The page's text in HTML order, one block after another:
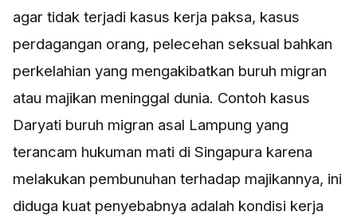
agar tidak terjadi kasus kerja paksa, kasus
perdagangan orang, pelecehan seksual bahkan
perkelahian yang mengakibatkan buruh migran
atau majikan meninggal dunia. Contoh kasus
Daryati buruh migran asal Lampung yang
terancam hukuman mati di Singapura karena
melakukan pembunuhan terhadap majikannya, ini
diduga kuat penyebabnya adalah kondisi kerja